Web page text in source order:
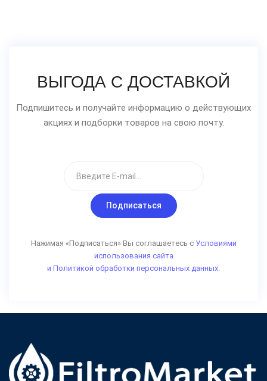
ВЫГОДА С ДОСТАВКОЙ
Подпишитесь и получайте информацию о действующих
акциях и подборки товаров на свою почту.
Подписаться
Нажимая «Подписаться» Вы соглашаетесь с Условиями
использования сайта
и Политикой обработки персональных данных.